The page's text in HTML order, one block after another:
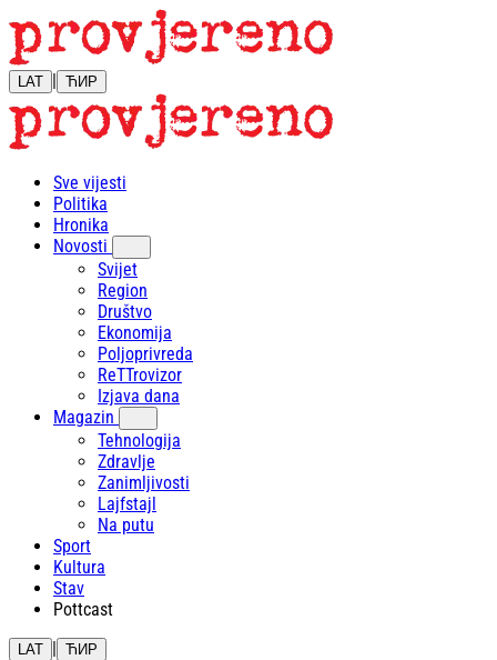
LAT | ЋИР
Sve vijesti
Politika
Hronika
Novosti
Svijet
Region
Društvo
Ekonomija
Poljoprivreda
ReTTrovizor
Izjava dana
Magazin
Tehnologija
Zdravlje
Zanimljivosti
Lajfstajl
Na putu
Sport
Kultura
Stav
Pottcast
LAT | ЋИР